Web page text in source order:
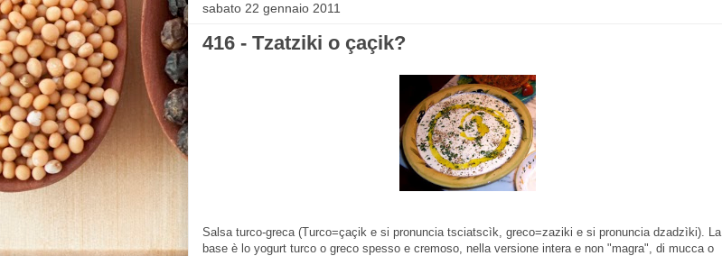
sabato 22 gennaio 2011
416 - Tzatziki o çaçik?
Salsa turco-greca (Turco=çaçik e si pronuncia tsciatscìk, greco=zaziki e si pronuncia dzadzìki). La
base è lo yogurt turco o greco spesso e cremoso, nella versione intera e non "magra", di mucca o